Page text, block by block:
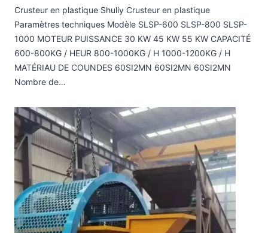
Crusteur en plastique Shuliy Crusteur en plastique
Paramètres techniques Modèle SLSP-600 SLSP-800 SLSP-
1000 MOTEUR PUISSANCE 30 KW 45 KW 55 KW CAPACITÉ
600-800KG / HEUR 800-1000KG / H 1000-1200KG / H
MATÉRIAU DE COUNDES 60SI2MN 60SI2MN 60SI2MN
Nombre de…